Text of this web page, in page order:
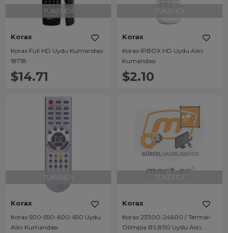
TÜKENDI
Korax
Korax Full HD Uydu Kumandası
18718
$14.71
TÜKENDI
Korax
Korax IPBOX HD Uydu Alıcı
Kumandası
$2.10
TÜKENDI
Korax
Korax 500-550-600-650 Uydu
Alıcı Kumandası
TÜKENDI
Korax
Korax 23300-24600 / Termal-
Olimpia BS 8110 Uydu Alıcı